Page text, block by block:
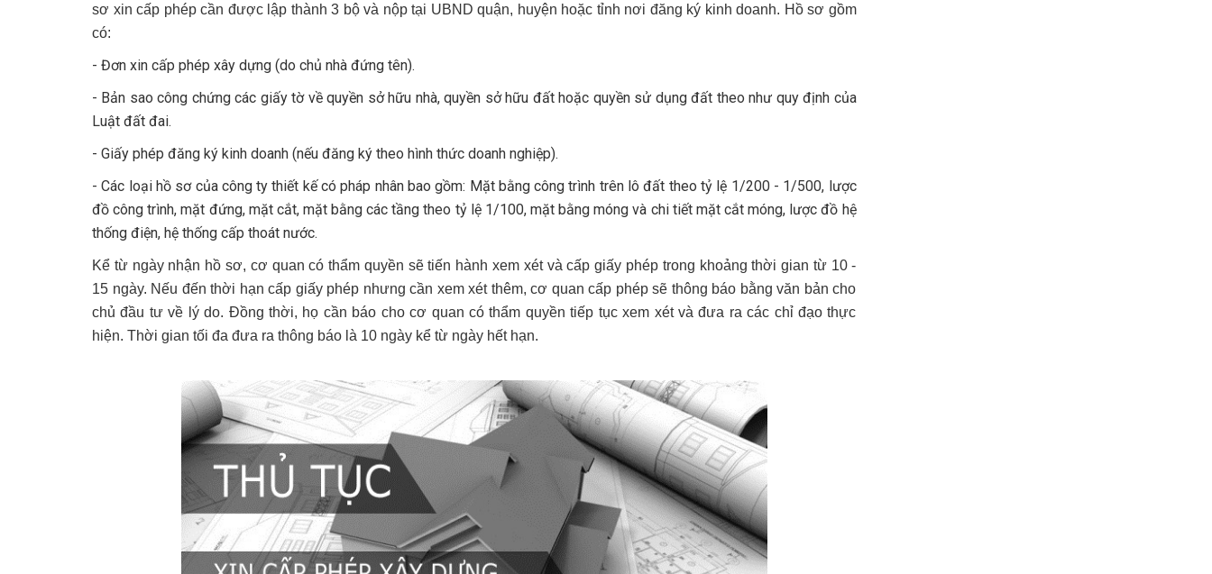
sơ xin cấp phép cần được lập thành 3 bộ và nộp tại UBND quận, huyện hoặc tỉnh nơi đăng ký kinh doanh. Hồ sơ gồm
có:
- Đơn xin cấp phép xây dựng (do chủ nhà đứng tên).
- Bản sao công chứng các giấy tờ về quyền sở hữu nhà, quyền sở hữu đất hoặc quyền sử dụng đất theo như quy định của
Luật đất đai.
- Giấy phép đăng ký kinh doanh (nếu đăng ký theo hình thức doanh nghiệp).
- Các loại hồ sơ của công ty thiết kế có pháp nhân bao gồm: Mặt bằng công trình trên lô đất theo tỷ lệ 1/200 - 1/500, lược
đồ công trình, mặt đứng, mặt cắt, mặt bằng các tầng theo tỷ lệ 1/100, mặt bằng móng và chi tiết mặt cắt móng, lược đồ hệ
thống điện, hệ thống cấp thoát nước.
Kể từ ngày nhận hồ sơ, cơ quan có thẩm quyền sẽ tiến hành xem xét và cấp giấy phép trong khoảng thời gian từ 10 -
15 ngày. Nếu đến thời hạn cấp giấy phép nhưng cần xem xét thêm, cơ quan cấp phép sẽ thông báo bằng văn bản cho
chủ đầu tư về lý do. Đồng thời, họ cần báo cho cơ quan có thẩm quyền tiếp tục xem xét và đưa ra các chỉ đạo thực
hiện. Thời gian tối đa đưa ra thông báo là 10 ngày kể từ ngày hết hạn.